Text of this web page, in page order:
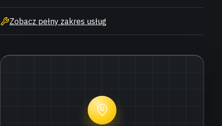
Zobacz pełny zakres usług